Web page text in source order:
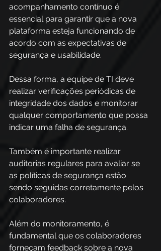
acompanhamento contínuo é
essencial para garantir que a nova
plataforma esteja funcionando de
acordo com as expectativas de
segurança e usabilidade.
Dessa forma, a equipe de TI deve
realizar verificações periódicas de
integridade dos dados e monitorar
qualquer comportamento que possa
indicar uma falha de segurança.
Também é importante realizar
auditorias regulares para avaliar se
as políticas de segurança estão
sendo seguidas corretamente pelos
colaboradores.
Além do monitoramento, é
fundamental que os colaboradores
forneçam feedback sobre a nova